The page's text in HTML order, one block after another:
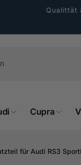
Qualittät
Cupra
für Audi RS3